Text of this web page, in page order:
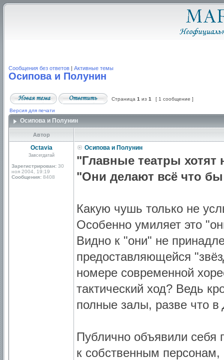
Сообщения без ответов | Активные темы
Осипова и Полунин
Страница 1 из 1 [ 1 сообщение ]
Версия для печати
Осипова и Полунин
Автор
Octavia
Завсегдатай
Зарегистрирован: 30
ноя 2004, 19:19
Сообщения: 8408
Осипова и Полунин
"Главные театры хотят
"Они делают всё что
Какую чушь только не
Особенно умиляет это
Видно к "они" не
предоставляющейся
номере современной
тактический ход? Ведь
полные залы, разве что в
Публично объявили себя
к собственным персонам,